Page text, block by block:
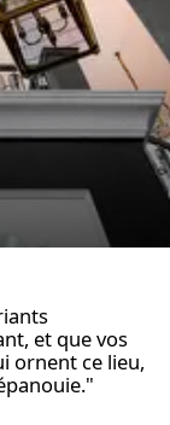
et que vos
ornent ce lieu,